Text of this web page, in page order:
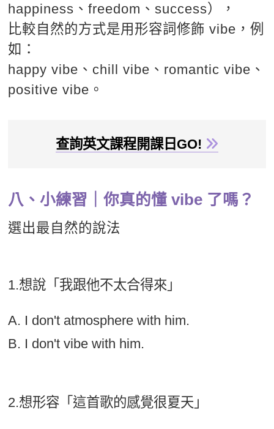
happiness、freedom、success），
比較自然的方式是用形容詞修飾 vibe，例
如：
happy vibe、chill vibe、romantic vibe、
positive vibe。
查詢英文課程開課日GO!
八、小練習｜你真的懂 vibe 了嗎？
選出最自然的說法
1.想說「我跟他不太合得來」
A. I don't atmosphere with him.
B. I don't vibe with him.
2.想形容「這首歌的感覺很夏天」